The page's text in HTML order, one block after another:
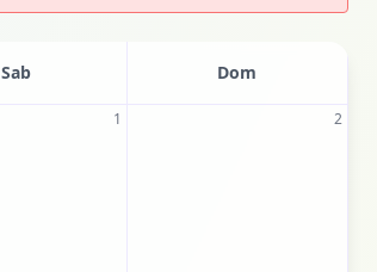
Sab Dom
1 2